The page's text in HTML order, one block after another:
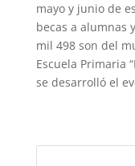
mayo y junio de
becas a alumnas
mil 498 son del
Escuela Primaria
se desarrolló el